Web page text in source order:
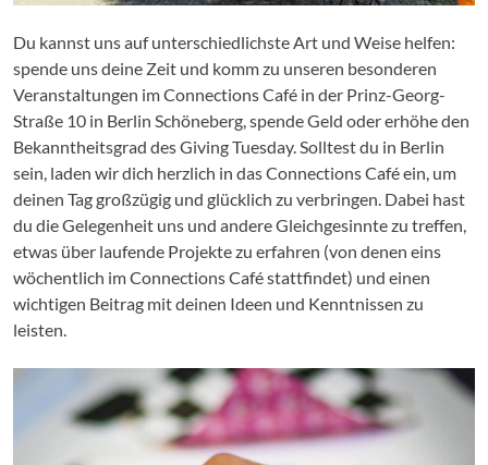
Du kannst uns auf unterschiedlichste Art und Weise helfen:
spende uns deine Zeit und komm zu unseren besonderen
Veranstaltungen im Connections Café in der Prinz-Georg-
Straße 10 in Berlin Schöneberg, spende Geld oder erhöhe den
Bekanntheitsgrad des Giving Tuesday. Solltest du in Berlin
sein, laden wir dich herzlich in das Connections Café ein, um
deinen Tag großzügig und glücklich zu verbringen. Dabei hast
du die Gelegenheit uns und andere Gleichgesinnte zu treffen,
etwas über laufende Projekte zu erfahren (von denen eins
wöchentlich im Connections Café stattfindet) und einen
wichtigen Beitrag mit deinen Ideen und Kenntnissen zu
leisten.